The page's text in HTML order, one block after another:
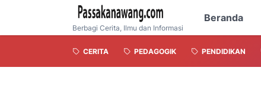
Berbagi Cerita, Ilmu dan Informasi
Beranda
CERITA PEDAGOGIK PENDIDIKAN